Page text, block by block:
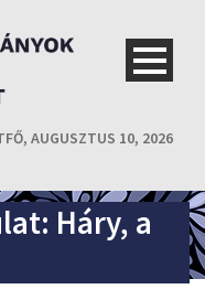
AUGUSZTUS 10, 2026
Háry, a